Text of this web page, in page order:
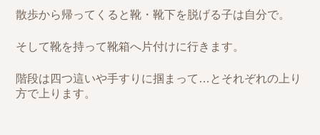
散歩から帰ってくると靴・靴下を脱げる子は自分で。
そして靴を持って靴箱へ片付けに行きます。
階段は四つ這いや手すりに掴まって…とそれぞれの上り
方で上ります。